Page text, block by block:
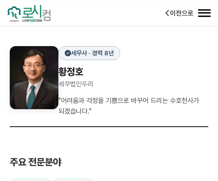
이전으로
세무사 · 경력 8년
황정호
세무법인두리
"어려움과 걱정을 기쁨으로 바꾸어 드리는 수호천사가
되겠습니다."
주요 전문분야